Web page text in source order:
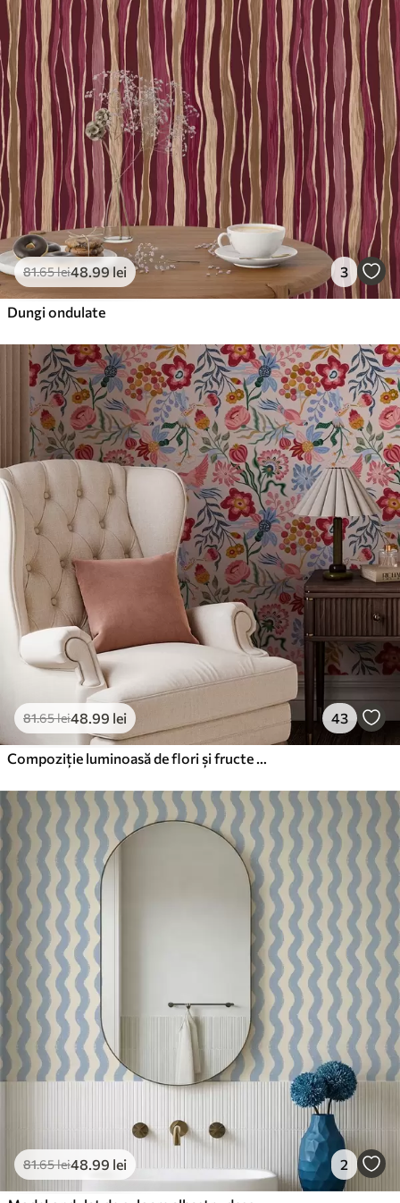
81.65lei48.99 lei 3
Dungi ondulate
81.65lei48.99 lei 43
Compoziție luminoasă de flori și fructe de pădure cu papagali
81.65lei48.99 lei 2